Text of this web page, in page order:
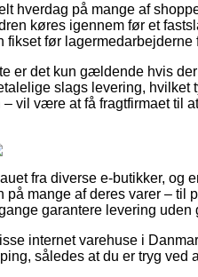
hverdag på mange af
køres igennem før et
fikset før lagermedarbejderne
er det kun gældende hvis
slags levering, hvilket
vil være at få fragtfirmaet til
fra diverse e-butikker, og
mange af deres varer – til
garantere levering uden
internet varehuse i
således at du er tryg ved